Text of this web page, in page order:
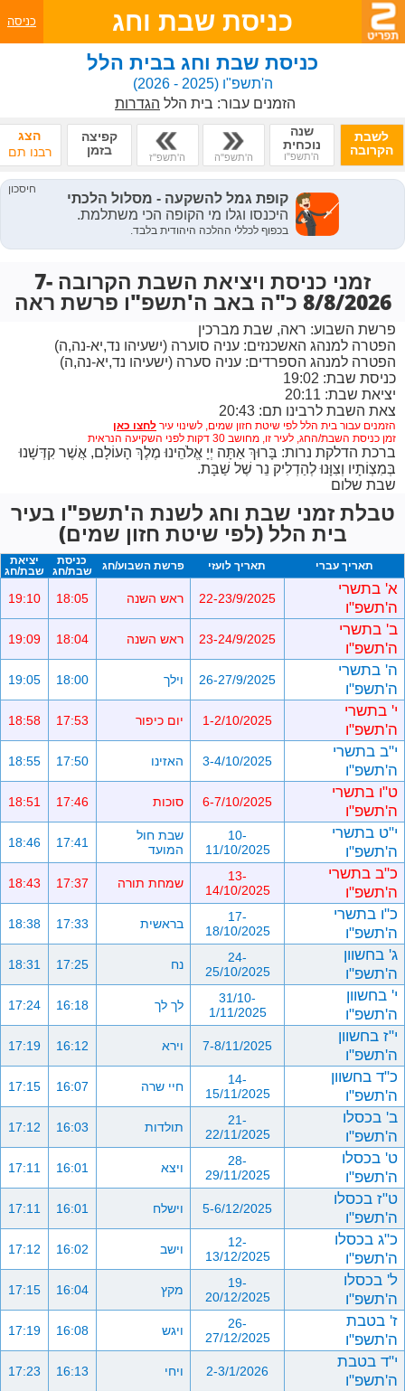
כניסת שבת וחג כניסה
כניסת שבת וחג בבית הלל
ה'תשפ"ו(2025 - 2026)
הזמנים עבור: בית הלל הגדרות
לשבת
הקרובה
שנה
נוכחית
ה'תשפ"ו ה'תשפ"ה ה'תשפ"ז
קפיצה
בזמן
הצג
רבנו תם
זמני כניסת ויציאת השבת הקרובה 7-
8/8/2026 כ"ה באב ה'תשפ"ו פרשת ראה
פרשת השבוע: ראה, שבת מברכין
הפטרה למנהג האשכנזים: עניה סוערה (ישעיהו נד,יא-נה,ה)
הפטרה למנהג הספרדים: עניה סערה (ישעיהו נד,יא-נה,ה)
כניסת שבת: 19:02
יציאת שבת: 20:11
צאת השבת לרבינו תם: 20:43
הזמנים עבור בית הלל לפי שיטת חזון שמים, לשינוי עיר
זמן כניסת השבת/החג, לעיר זו, מחושב 30 דקות לפני השקיעה הנראית
ברכת הדלקת נרות: בָּרוּךְ אַתָּה יְיָ אֱלֹהֵינוּ מֶלֶךְ הָעוֹלָם, אֲשֶׁר קִדְּשָׁנוּ
בְּמִצְוֹתָיו וְצִוָּנוּ לְהַדְלִיק נֵר שֶׁל שַׁבָּת.
שבת שלום
טבלת זמני שבת וחג לשנת ה'תשפ"ו בעיר
בית הלל (לפי שיטת חזון שמים)
תאריך עברי תאריך לועזי פרשת השבוע/חג
כניסת
שבת/חג
יציאת
שבת/חג
א' בתשרי
ה'תשפ"ו
22-23/9/2025 ראש השנה 18:05
19:10
ב' בתשרי
ה'תשפ"ו
23-24/9/2025 ראש השנה 18:04
19:09
ה' בתשרי
ה'תשפ"ו
26-27/9/2025 וילך 18:00
19:05
י' בתשרי
ה'תשפ"ו
1-2/10/2025 יום כיפור 17:53
18:58
י"ב בתשרי
ה'תשפ"ו
3-4/10/2025 האזינו 17:50
18:55
ט"ו בתשרי
ה'תשפ"ו
6-7/10/2025 סוכות 17:46
18:51
י"ט בתשרי
ה'תשפ"ו
10-
11/10/2025
שבת חול
המועד
17:41
18:46
כ"ב בתשרי
ה'תשפ"ו
13-
14/10/2025
שמחת תורה 17:37
18:43
כ"ו בתשרי
ה'תשפ"ו
17-
18/10/2025
בראשית 17:33
18:38
ג' בחשוון
ה'תשפ"ו
24-
25/10/2025
נח 17:25
18:31
י' בחשוון
ה'תשפ"ו
31/10-
1/11/2025
לך לך 16:18
17:24
י"ז בחשוון
ה'תשפ"ו
7-8/11/2025 וירא 16:12
17:19
כ"ד בחשוון
ה'תשפ"ו
14-
15/11/2025
חיי שרה 16:07
17:15
ב' בכסלו
ה'תשפ"ו
21-
22/11/2025
תולדות 16:03
17:12
ט' בכסלו
ה'תשפ"ו
28-
29/11/2025
ויצא 16:01
17:11
ט"ז בכסלו
ה'תשפ"ו
5-6/12/2025 וישלח 16:01
17:11
כ"ג בכסלו
ה'תשפ"ו
12-
13/12/2025
וישב 16:02
17:12
ל' בכסלו
ה'תשפ"ו
19-
20/12/2025
מקץ 16:04
17:15
ז' בטבת
ה'תשפ"ו
26-
27/12/2025
ויגש 16:08
17:19
י"ד בטבת
ה'תשפ"ו
2-3/1/2026 ויחי 16:13
17:23